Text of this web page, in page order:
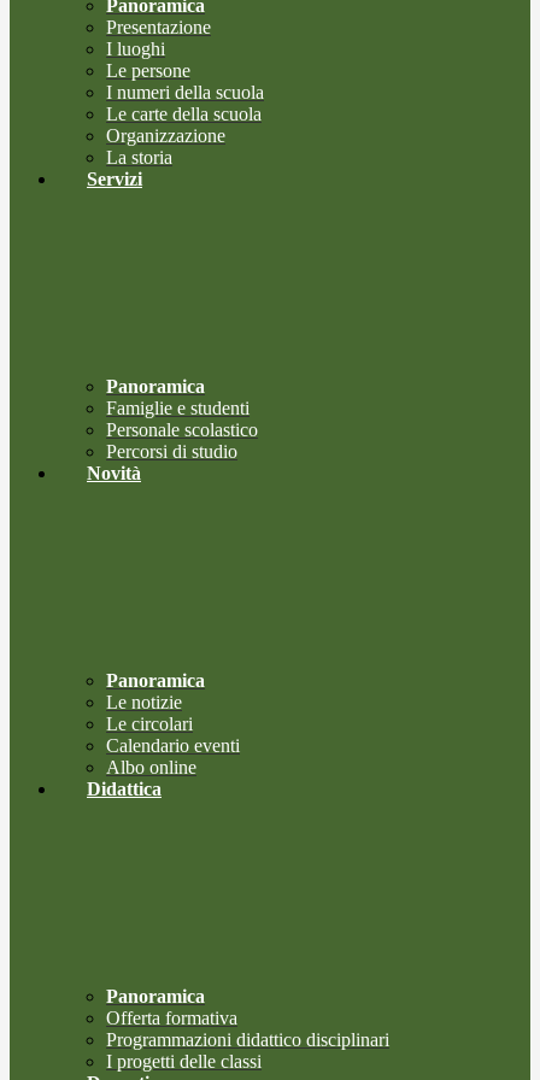
Panoramica
Presentazione
I luoghi
Le persone
I numeri della scuola
Le carte della scuola
Organizzazione
La storia
Servizi
Panoramica
Famiglie e studenti
Personale scolastico
Percorsi di studio
Novità
Panoramica
Le notizie
Le circolari
Calendario eventi
Albo online
Didattica
Panoramica
Offerta formativa
Programmazioni didattico disciplinari
I progetti delle classi